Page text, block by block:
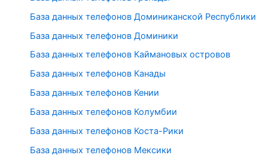
База данных телефонов Доминиканской Республики
База данных телефонов Доминики
База данных телефонов Каймановых островов
База данных телефонов Канады
База данных телефонов Кении
База данных телефонов Колумбии
База данных телефонов Коста-Рики
База данных телефонов Мексики